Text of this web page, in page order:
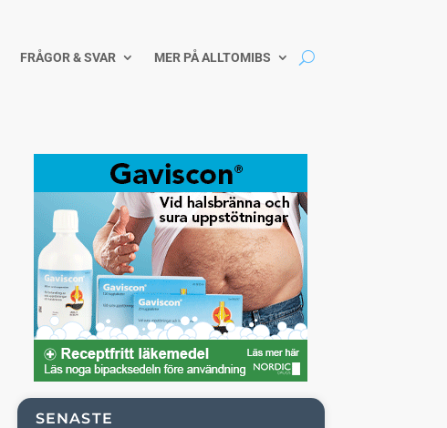
FRÅGOR & SVAR MER PÅ ALLTOMIBS
SENASTE